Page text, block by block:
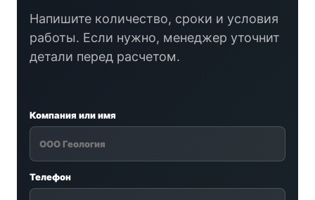
Напишите количество, сроки и условия
работы. Если нужно, менеджер уточнит
детали перед расчетом.
Компания или имя
Телефон